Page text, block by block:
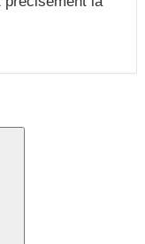
portable
…